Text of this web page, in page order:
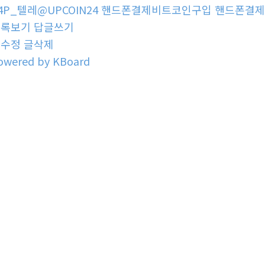
텔레@UPCOIN24 핸드폰결제비트코인구입 핸드폰결
보기 답글쓰기
정 글삭제
by KBoard